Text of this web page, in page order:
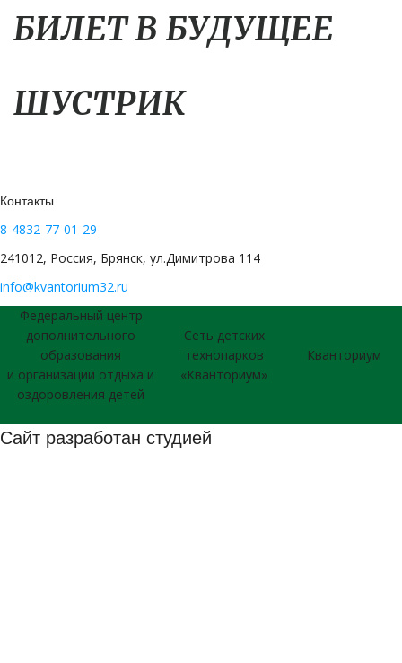
БИЛЕТ В БУДУЩЕЕ
ШУСТРИК
Контакты
8-4832-77-01-29
241012, Россия, Брянск, ул.Димитрова 114
info@kvantorium32.ru
Федеральный центр
дополнительного
образования
и организации отдыха и
оздоровления детей
Сеть детских
технопарков
«Кванториум»
Кванториум
Сайт разработан студией